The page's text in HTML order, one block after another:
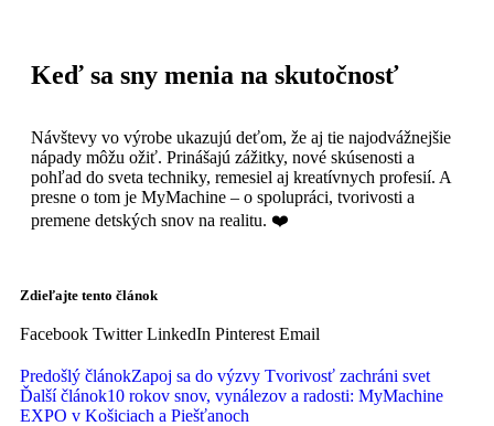
Keď sa sny menia na skutočnosť
Návštevy vo výrobe ukazujú deťom, že aj tie najodvážnejšie
nápady môžu ožiť. Prinášajú zážitky, nové skúsenosti a
pohľad do sveta techniky, remesiel aj kreatívnych profesií. A
presne o tom je MyMachine – o spolupráci, tvorivosti a
premene detských snov na realitu. ❤️
Zdieľajte tento článok
Facebook Twitter LinkedIn Pinterest Email
Predošlý článokZapoj sa do výzvy Tvorivosť zachráni svet
Ďalší článok10 rokov snov, vynálezov a radosti: MyMachine
EXPO v Košiciach a Piešťanoch